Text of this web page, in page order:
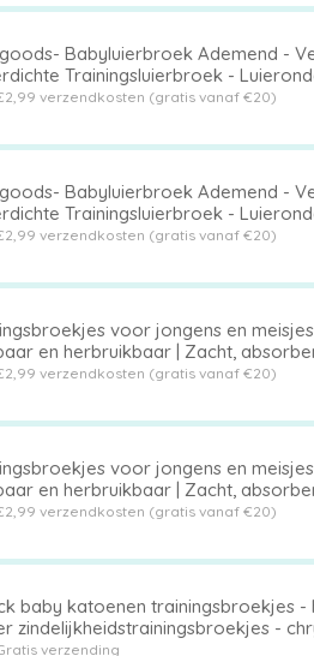
Babyluierbroek Ademend -
Trainingsluierbroek -
folie - Antilekfunctie - Lichtgewicht
verzendkosten (gratis vanaf €20)
Babyluierbroek Ademend -
Trainingsluierbroek -
folie - Antilekfunctie - Lichtgewicht
verzendkosten (gratis vanaf €20)
voor jongens en
en herbruikbaar | Zacht,
in verschillende maten voor
kg.
verzendkosten (gratis vanaf €20)
voor jongens en
en herbruikbaar | Zacht,
in verschillende maten voor
verzendkosten (gratis vanaf €20)
baby katoenen trainingsbroekjes -
zindelijkheidstrainingsbroekjes -
(luiers) op gele achtergrond -
verzending